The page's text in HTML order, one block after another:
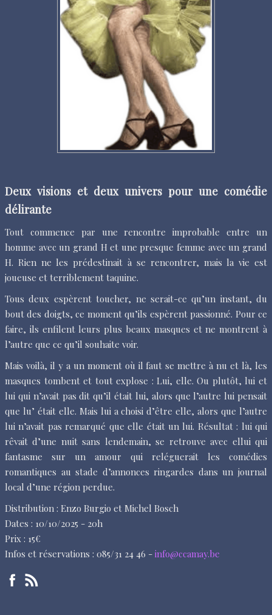
Deux visions et deux univers pour une comédie
délirante
Tout commence par une rencontre improbable entre un
homme avec un grand H et une presque femme avec un grand
H. Rien ne les prédestinait à se rencontrer, mais la vie est
joueuse et terriblement taquine.
Tous deux espèrent toucher, ne serait-ce qu’un instant, du
bout des doigts, ce moment qu’ils espèrent passionné. Pour ce
faire, ils enfilent leurs plus beaux masques et ne montrent à
l’autre que ce qu’il souhaite voir.
Mais voilà, il y a un moment où il faut se mettre à nu et là, les
masques tombent et tout explose : Lui, elle. Ou plutôt, lui et
lui qui n’avait pas dit qu’il était lui, alors que l’autre lui pensait
que lu’ était elle. Mais lui a choisi d’être elle, alors que l’autre
lui n’avait pas remarqué que elle était un lui. Résultat : lui qui
rêvait d’une nuit sans lendemain, se retrouve avec ellui qui
fantasme sur un amour qui reléguerait les comédies
romantiques au stade d’annonces ringardes dans un journal
local d’une région perdue.
Distribution : Enzo Burgio et Michel Bosch
Dates : 10/10/2025 - 20h
Prix : 15€
Infos et réservations : 085/31 24 46 - info@ccamay.be